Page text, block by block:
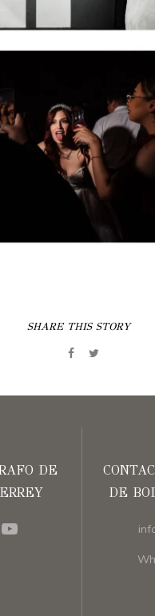
SHARE THIS STORY
DE
DE